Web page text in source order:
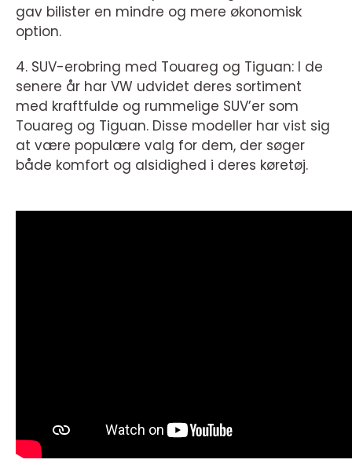
gav bilister en mindre og mere økonomisk
option.
4. SUV-erobring med Touareg og Tiguan: I de
senere år har VW udvidet deres sortiment
med kraftfulde og rummelige SUV’er som
Touareg og Tiguan. Disse modeller har vist sig
at være populære valg for dem, der søger
både komfort og alsidighed i deres køretøj.